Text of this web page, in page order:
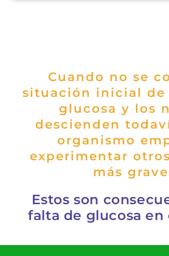
Cuando no se
situación inicial de
glucosa y los
descienden
organismo
experimentar
más
Estos son
falta de glucosa en